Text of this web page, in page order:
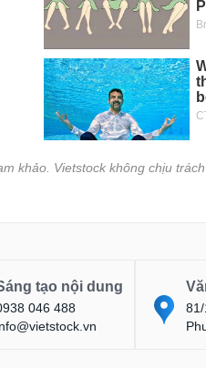
khảo. Vietstock không chịu
tạo nội dung
046 488
81/